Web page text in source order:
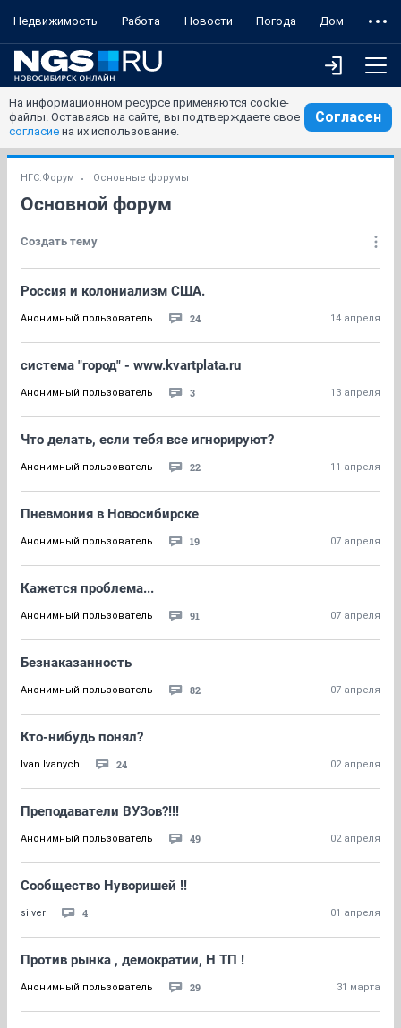
Недвижимость Работа Новости Погода Дом
На информационном ресурсе применяются cookie-
файлы. Оставаясь на сайте, вы подтверждаете свое
согласие на их использование.
Согласен
НГС.Форум Основные форумы
Основной форум
Создать тему
Россия и колониализм США.
Анонимный пользователь 24 14 апреля
система "город" - www.kvartplata.ru
Анонимный пользователь 3 13 апреля
Что делать, если тебя все игнорируют?
Анонимный пользователь 22 11 апреля
Пневмония в Новосибирске
Анонимный пользователь 19 07 апреля
Кажется проблема...
Анонимный пользователь 91 07 апреля
Безнаказанность
Анонимный пользователь 82 07 апреля
Кто-нибудь понял?
Ivan Ivanych 24 02 апреля
Преподаватели ВУЗов?!!!
Анонимный пользователь 49 02 апреля
Сообщество Нуворишей !!
silver 4 01 апреля
Против рынка , демократии, Н ТП !
Анонимный пользователь 29 31 марта